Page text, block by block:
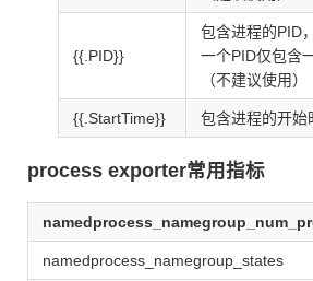
{{.PID}}
包含进程的PID，
一个PID仅包含
（不建议使用）
{{.StartTime}} 包含进程的开始
process exporter常用指标
namedprocess_namegroup_states